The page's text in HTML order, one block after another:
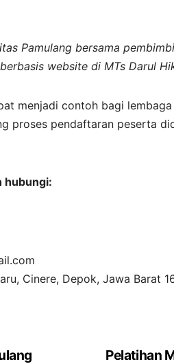
Pamulang bersama
website di MTs Darul
menjadi contoh bagi
proses pendaftaran peserta
hubungi:
Cinere, Depok, Jawa Barat
Pelatihan